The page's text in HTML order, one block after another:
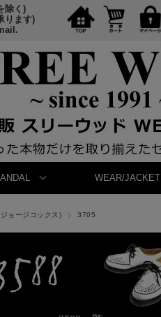
除く)
ります)
WEAR/JACKET
ョージコックス) 3705